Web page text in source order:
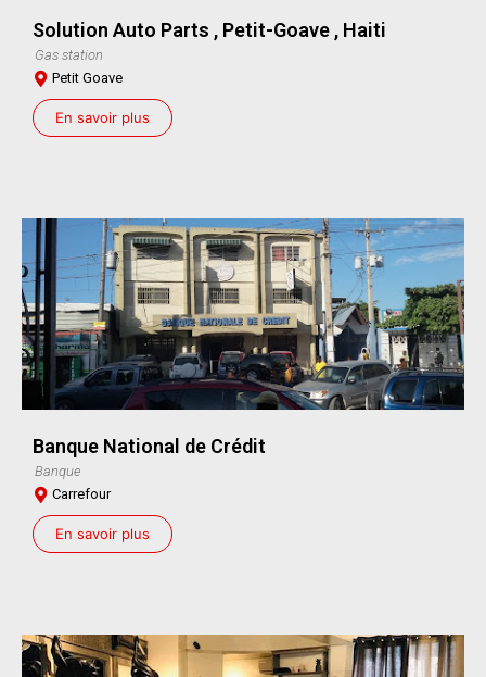
Solution Auto Parts , Petit-Goave , Haiti
Gas station
Petit Goave
En savoir plus
Banque National de Crédit
Banque
Carrefour
En savoir plus